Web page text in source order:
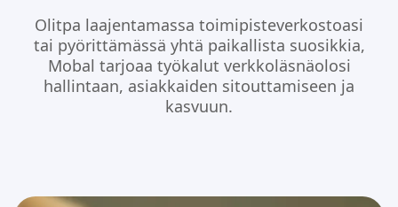
Olitpa laajentamassa toimipisteverkostoasi
tai pyörittämässä yhtä paikallista suosikkia,
Mobal tarjoaa työkalut verkkoläsnäolosi
hallintaan, asiakkaiden sitouttamiseen ja
kasvuun.